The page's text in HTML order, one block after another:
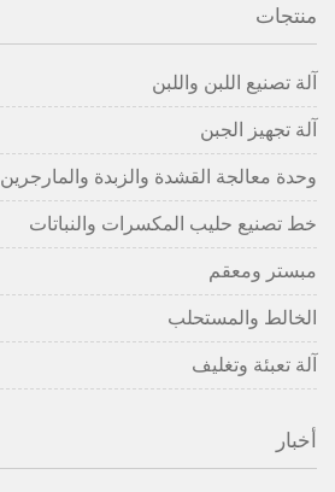
منتجات
آلة تصنيع اللبن واللبن
آلة تجهيز الجبن
وحدة معالجة القشدة والزبدة والمارجرين
خط تصنيع حليب المكسرات والنباتات
مبستر ومعقم
الخالط والمستحلب
آلة تعبئة وتغليف
أخبار